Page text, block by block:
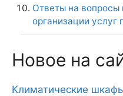
Ответы на вопросы
организации услуг
Новое на
Климатические